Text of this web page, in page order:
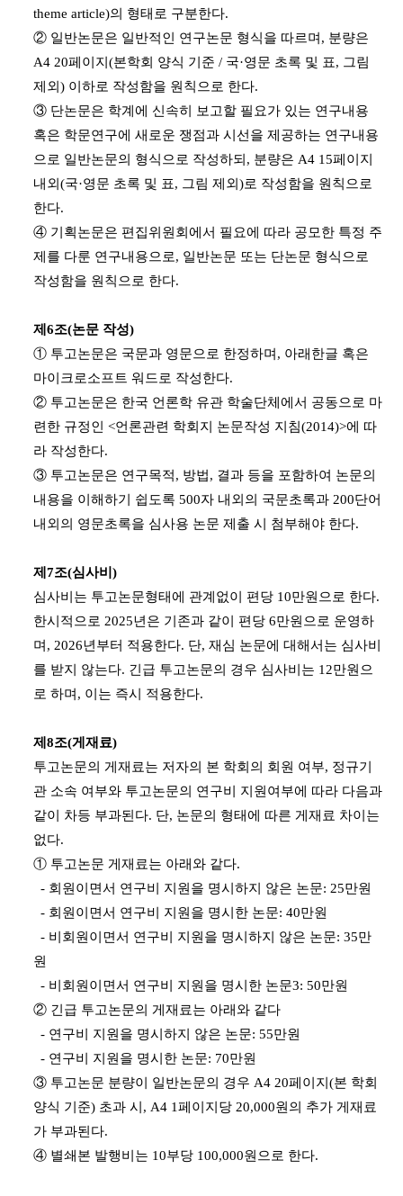
theme article)의 형태로 구분한다.
② 일반논문은 일반적인 연구논문 형식을 따르며, 분량은
A4 20페이지(본학회 양식 기준 / 국·영문 초록 및 표, 그림
제외) 이하로 작성함을 원칙으로 한다.
③ 단논문은 학계에 신속히 보고할 필요가 있는 연구내용
혹은 학문연구에 새로운 쟁점과 시선을 제공하는 연구내용
으로 일반논문의 형식으로 작성하되, 분량은 A4 15페이지
내외(국·영문 초록 및 표, 그림 제외)로 작성함을 원칙으로
한다.
④ 기획논문은 편집위원회에서 필요에 따라 공모한 특정 주
제를 다룬 연구내용으로, 일반논문 또는 단논문 형식으로
작성함을 원칙으로 한다.
제6조(논문 작성)
① 투고논문은 국문과 영문으로 한정하며, 아래한글 혹은
마이크로소프트 워드로 작성한다.
② 투고논문은 한국 언론학 유관 학술단체에서 공동으로 마
련한 규정인 <언론관련 학회지 논문작성 지침(2014)>에 따
라 작성한다.
③ 투고논문은 연구목적, 방법, 결과 등을 포함하여 논문의
내용을 이해하기 쉽도록 500자 내외의 국문초록과 200단어
내외의 영문초록을 심사용 논문 제출 시 첨부해야 한다.
제7조(심사비)
심사비는 투고논문형태에 관계없이 편당 10만원으로 한다.
한시적으로 2025년은 기존과 같이 편당 6만원으로 운영하
며, 2026년부터 적용한다. 단, 재심 논문에 대해서는 심사비
를 받지 않는다. 긴급 투고논문의 경우 심사비는 12만원으
로 하며, 이는 즉시 적용한다.
제8조(게재료)
투고논문의 게재료는 저자의 본 학회의 회원 여부, 정규기
관 소속 여부와 투고논문의 연구비 지원여부에 따라 다음과
같이 차등 부과된다. 단, 논문의 형태에 따른 게재료 차이는
없다.
① 투고논문 게재료는 아래와 같다.
- 회원이면서 연구비 지원을 명시하지 않은 논문: 25만원
- 회원이면서 연구비 지원을 명시한 논문: 40만원
- 비회원이면서 연구비 지원을 명시하지 않은 논문: 35만
원
- 비회원이면서 연구비 지원을 명시한 논문3: 50만원
② 긴급 투고논문의 게재료는 아래와 같다
- 연구비 지원을 명시하지 않은 논문: 55만원
- 연구비 지원을 명시한 논문: 70만원
③ 투고논문 분량이 일반논문의 경우 A4 20페이지(본 학회
양식 기준) 초과 시, A4 1페이지당 20,000원의 추가 게재료
가 부과된다.
④ 별쇄본 발행비는 10부당 100,000원으로 한다.